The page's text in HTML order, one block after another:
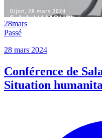
28mars
Passé
28 mars 2024
Conférence de
Situation